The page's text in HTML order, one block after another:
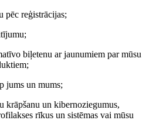
pēc reģistrācijas;
biļetenu ar jaunumiem par mūsu
jums un mums;
krāpšanu un kibernoziegumus,
rīkus un sistēmas vai mūsu